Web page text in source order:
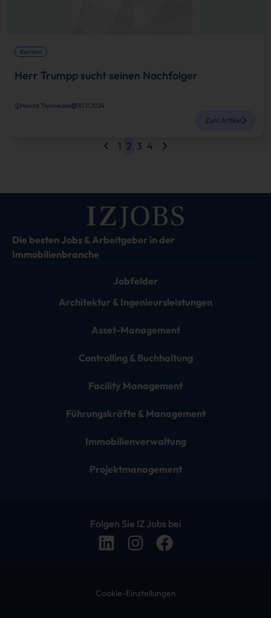
Karriere
Herr Trumpp sucht seinen Nachfolger
Harald Thomeczek 30.11.2024
Zum Artikel
1 2 3 4
Die besten Jobs & Arbeitgeber in der
Immobilienbranche
Jobfelder
Architektur & Ingenieursleistungen
Asset-Management
Controlling & Buchhaltung
Facility Management
Führungskräfte & Management
Immobilienverwaltung
Projektmanagement
Folgen Sie IZ Jobs bei
Cookie-Einstellungen